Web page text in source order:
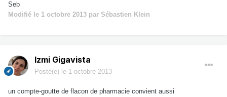
Seb
Modifié le 1 octobre 2013 par Sébastien Klein
Izmi Gigavista
Posté(e) le 1 octobre 2013
un compte-goutte de flacon de pharmacie convient aussi